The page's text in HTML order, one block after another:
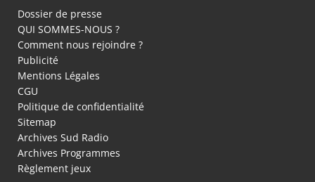
Dossier de presse
QUI SOMMES-NOUS ?
Comment nous rejoindre ?
Publicité
Mentions Légales
CGU
Politique de confidentialité
Sitemap
Archives Sud Radio
Archives Programmes
Règlement jeux